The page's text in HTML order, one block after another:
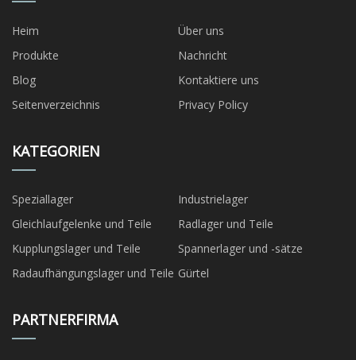
Heim
Über uns
Produkte
Nachricht
Blog
Kontaktiere uns
Seitenverzeichnis
Privacy Policy
KATEGORIEN
Speziallager
Industrielager
Gleichlaufgelenke und Teile
Radlager und Teile
Kupplungslager und Teile
Spannerlager und -sätze
Radaufhängungslager und Teile Gürtel
PARTNERFIRMA